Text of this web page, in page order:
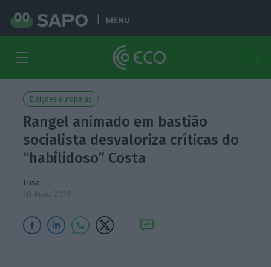
MENU
Eleições europeias
Rangel animado em bastião
socialista desvaloriza críticas do
“habilidoso” Costa
Lusa
18 Maio 2019